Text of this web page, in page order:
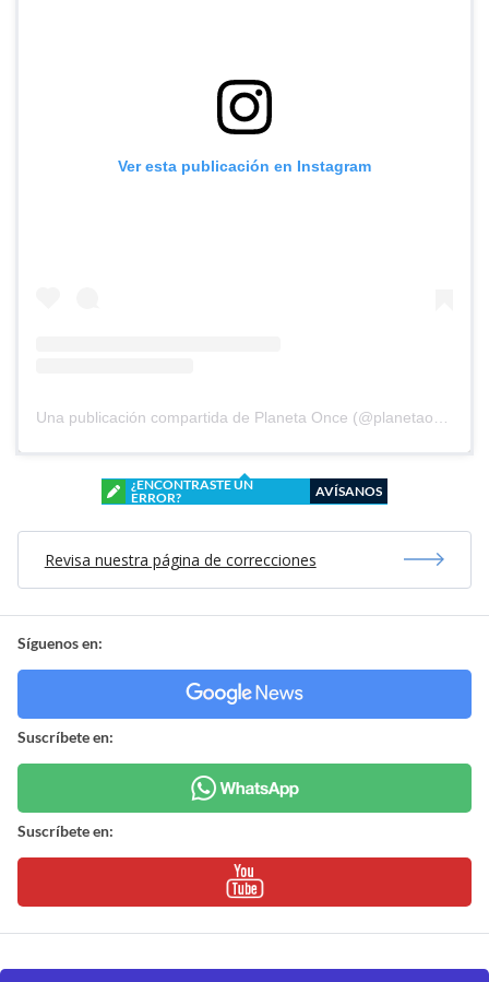
Ver esta publicación en Instagram
¿ENCONTRASTE UN
ERROR?
AVÍSANOS
Revisa nuestra página de correcciones
Síguenos en:
Suscríbete en:
Suscríbete en: